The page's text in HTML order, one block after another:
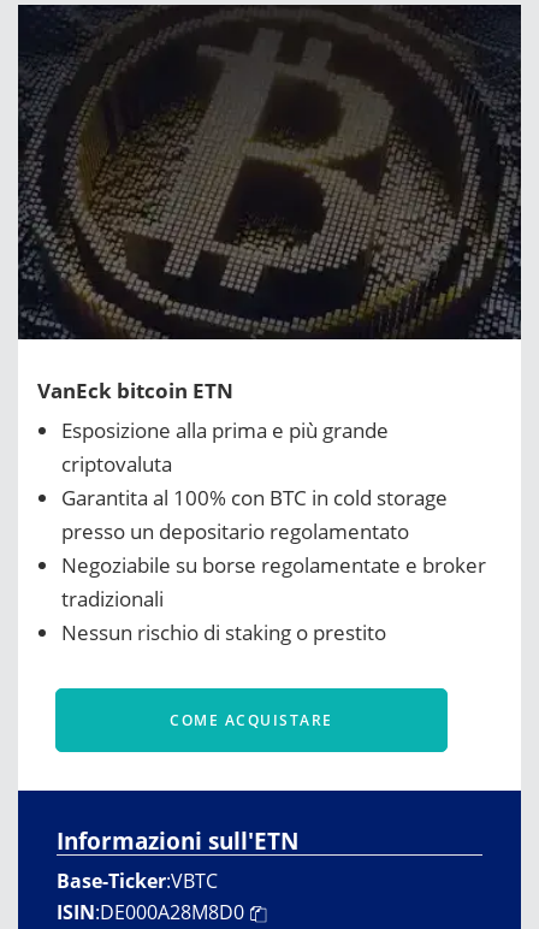
VanEck bitcoin ETN
Esposizione alla prima e più grande
criptovaluta
Garantita al 100% con BTC in cold storage
presso un depositario regolamentato
Negoziabile su borse regolamentate e broker
tradizionali
Nessun rischio di staking o prestito
COME ACQUISTARE
Informazioni sull'ETN
Base-Ticker:VBTC
ISIN:DE000A28M8D0